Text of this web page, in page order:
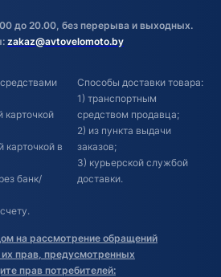
до 20.00, без перерыва и выходных.
zakaz@avtovelomoto.by
карточкой
карточкой в
банк/
Способы доставки товара:
1) транспортным
средством продавца;
2) из пункта выдачи
заказов;
3) курьерской службой
доставки.
на рассмотрение обращений
прав, предусмотренных
прав потребителей: